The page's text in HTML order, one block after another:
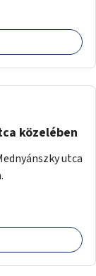
közelében
utca